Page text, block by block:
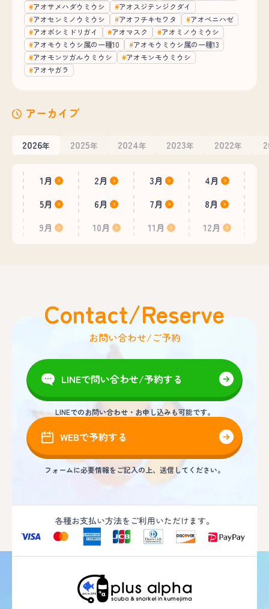
アオサメハダウミウシ
アオスジテンジクダイ
アオセンミノウミウシ
アオフチキセワタ
アオベニハゼ
アオボシミドリガイ
アオマスク
アオミノウミウシ
アオモウミウシ属の一種10
アオモウミウシ属の一種13
アオモンツガルウミウシ
アオモンモウミウシ
アオヤガラ
アーカイブ
2026年 2025年 2024年 2023年 2022年
1月 2月 3月
4月
5月
6月 7月
8月
9月
10月 11月 12月
Contact/Reserve
お問い合わせ/ご予約
LINEで問い合わせ/予約する
LINEでのお問い合わせ・お申し込みも可能です。
WEBで予約する
フォームに必要情報をご記入の上、送信してください。
各種お支払い方法をご利用いただけます。